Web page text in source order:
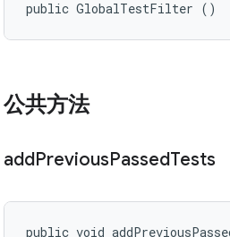
public GlobalTestFilter ()
公共方法
addPreviousPassedTests
public void